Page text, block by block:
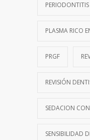
PERIODONTITIS
PLASMA RICO
PRGF
REVISIÓN
SEDACION
SENSIBILIDAD